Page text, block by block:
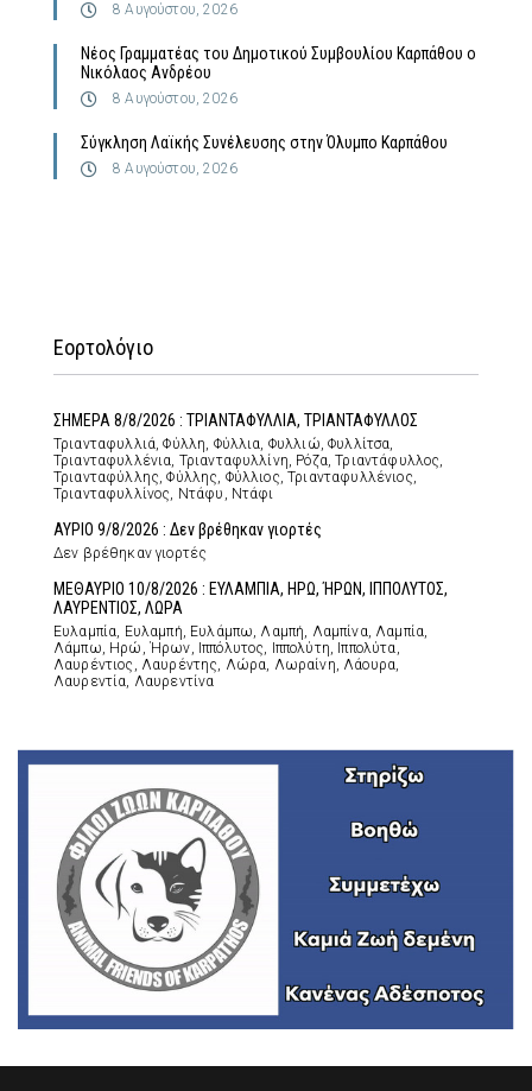
8 Αυγούστου, 2026
Νέος Γραμματέας του Δημοτικού Συμβουλίου Καρπάθου ο
Νικόλαος Ανδρέου
8 Αυγούστου, 2026
Σύγκληση Λαϊκής Συνέλευσης στην Όλυμπο Καρπάθου
8 Αυγούστου, 2026
Εορτολόγιο
ΣΗΜΕΡΑ 8/8/2026 : ΤΡΙΑΝΤΑΦΥΛΛΙΑ, ΤΡΙΑΝΤΑΦΥΛΛΟΣ
Τριανταφυλλιά, Φύλλη, Φύλλια, Φυλλιώ, Φυλλίτσα,
Τριανταφυλλένια, Τριανταφυλλίνη, Ρόζα, Τριαντάφυλλος,
Τριανταφύλλης, Φύλλης, Φύλλιος, Τριανταφυλλένιος,
Τριανταφυλλίνος, Ντάφυ, Ντάφι
ΑΥΡΙΟ 9/8/2026 : Δεν βρέθηκαν γιορτές
Δεν βρέθηκαν γιορτές
ΜΕΘΑΥΡΙΟ 10/8/2026 : ΕΥΛΑΜΠΙΑ, ΗΡΩ, ΉΡΩΝ, ΙΠΠΟΛΥΤΟΣ,
ΛΑΥΡΕΝΤΙΟΣ, ΛΩΡΑ
Ευλαμπία, Ευλαμπή, Ευλάμπω, Λαμπή, Λαμπίνα, Λαμπία,
Λάμπω, Ηρώ, Ήρων, Ιππόλυτος, Ιππολύτη, Ιππολύτα,
Λαυρέντιος, Λαυρέντης, Λώρα, Λωραίνη, Λάουρα,
Λαυρεντία, Λαυρεντίνα